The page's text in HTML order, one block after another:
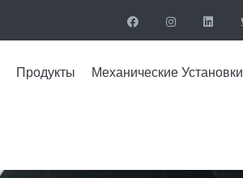
Продукты Механические Установки